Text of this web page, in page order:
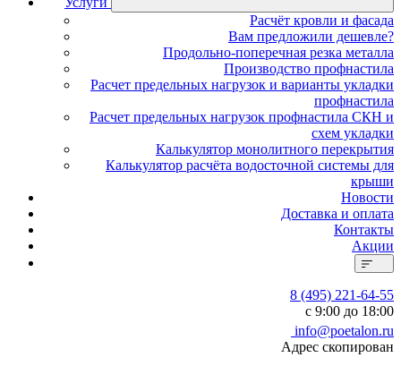
Расчёт кровли и фасада
Вам предложили дешевле?
Продольно-поперечная резка металла
Производство профнастила
Расчет предельных нагрузок и варианты укладки
профнастила
Расчет предельных нагрузок профнастила СКН и
схем укладки
Калькулятор монолитного перекрытия
Калькулятор расчёта водосточной системы для
крыши
Новости
Доставка и оплата
Контакты
Акции
8 (495) 221-64-55
с 9:00 до 18:00
info@poetalon.ru
Адрес скопирован